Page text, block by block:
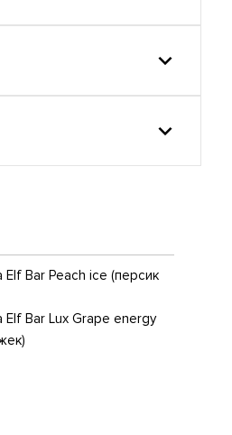
Bar Peach ice (персик
Bar Lux Grape energy